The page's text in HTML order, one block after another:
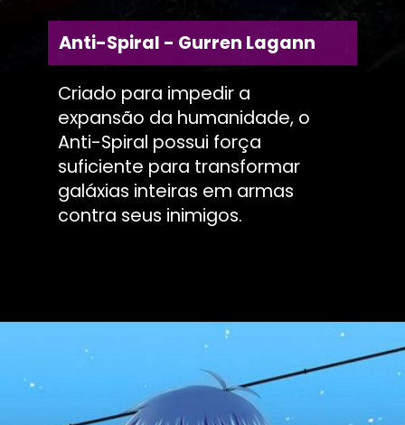
Criado para impedir a
expansão da humanidade, o
Anti-Spiral possui força
suficiente para transformar
galáxias inteiras em armas
contra seus inimigos.
Anti-Spiral - Gurren Lagann